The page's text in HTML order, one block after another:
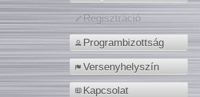
Regisztráció
Programbizottság
Versenyhelyszín
Kapcsolat